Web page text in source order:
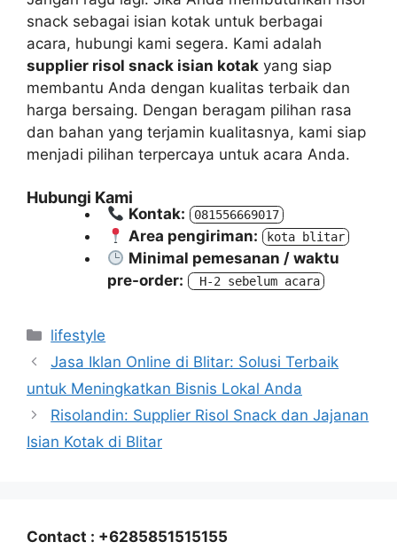
snack sebagai isian kotak untuk berbagai
acara, hubungi kami segera. Kami adalah
supplier risol snack isian kotak yang siap
membantu Anda dengan kualitas terbaik dan
harga bersaing. Dengan beragam pilihan rasa
dan bahan yang terjamin kualitasnya, kami siap
menjadi pilihan terpercaya untuk acara Anda.
Hubungi Kami
Kontak: 081556669017
Area pengiriman: kota blitar
Minimal pemesanan / waktu
pre-order:
H-2 sebelum acara
Categories
lifestyle
Jasa Iklan Online di Blitar: Solusi Terbaik
untuk Meningkatkan Bisnis Lokal Anda
Risolandin: Supplier Risol Snack dan Jajanan
Isian Kotak di Blitar
Contact : +6285851515155